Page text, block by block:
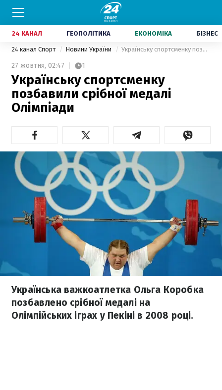
24 КАНАЛ ГЕОПОЛІТИКА ЕКОНОМІКА БІЗНЕС
24 канал Спорт Новини України Українську спортсменку позбавили срібної медалі Олімпіади
27 жовтня, 02:47 1
Українську спортсменку
позбавили срібної медалі
Олімпіади
Українська важкоатлетка Ольга Коробка
позбавлено срібної медалі на
Олімпійських іграх у Пекіні в 2008 році.